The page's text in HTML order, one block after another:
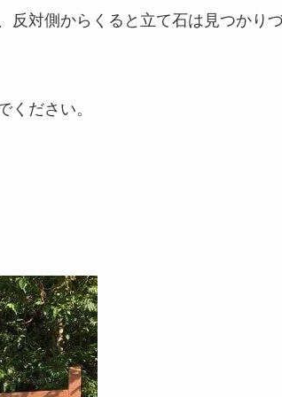
反対側からくると立て石は見つかり
ください。